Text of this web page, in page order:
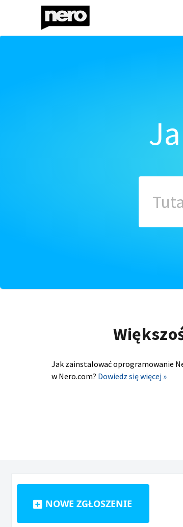
Jak zainstalować oprogramowanie
w Nero.com? Dowiedz się więcej »
NOWE ZGŁOSZENIE